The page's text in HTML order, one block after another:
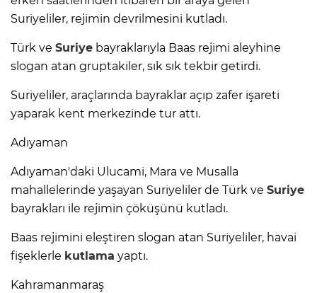
Suriyeliler, rejimin devrilmesini kutladı.
Türk ve Suriye bayraklarıyla Baas rejimi aleyhine
slogan atan gruptakiler, sık sık tekbir getirdi.
Suriyeliler, araçlarında bayraklar açıp zafer işareti
yaparak kent merkezinde tur attı.
Adıyaman
Adıyaman'daki Ulucami, Mara ve Musalla
mahallelerinde yaşayan Suriyeliler de Türk ve Suriye
bayrakları ile rejimin çöküşünü kutladı.
Baas rejimini eleştiren slogan atan Suriyeliler, havai
fişeklerle kutlama yaptı.
Kahramanmaraş